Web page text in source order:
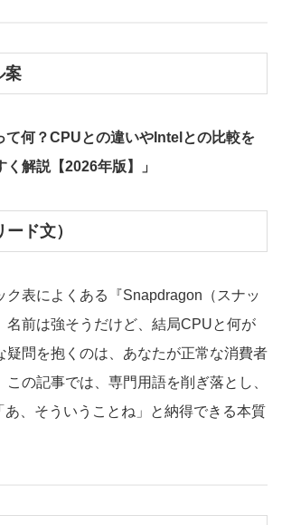
案
て何？CPUとの違いやIntelとの比較を
解説【2026年版】」
ド文）
ク表によくある『Snapdragon（スナッ
名前は強そうだけど、結局CPUと何が
疑問を抱くのは、あなたが正常な消費者
この記事では、専門用語を削ぎ落とし、
あ、そういうことね」と納得できる本質